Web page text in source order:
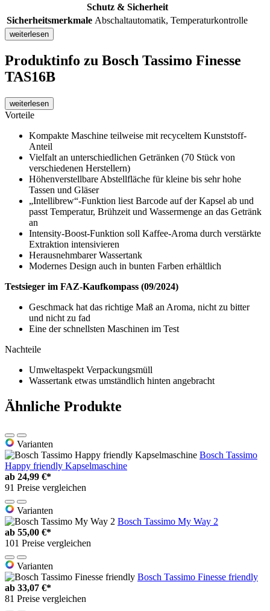
Schutz & Sicherheit
Sicherheitsmerkmale Abschaltautomatik, Temperaturkontrolle
weiterlesen
Produktinfo zu Bosch Tassimo Finesse
TAS16B
weiterlesen
Vorteile
Kompakte Maschine teilweise mit recyceltem Kunststoff-
Anteil
Vielfalt an unterschiedlichen Getränken (70 Stück von
verschiedenen Herstellern)
Höhenverstellbare Abstellfläche für kleine bis sehr hohe
Tassen und Gläser
„Intellibrew“-Funktion liest Barcode auf der Kapsel ab und
passt Temperatur, Brühzeit und Wassermenge an das Getränk
an
Intensity-Boost-Funktion soll Kaffee-Aroma durch verstärkte
Extraktion intensivieren
Herausnehmbarer Wassertank
Modernes Design auch in bunten Farben erhältlich
Testsieger im FAZ-Kaufkompass (09/2024)
Geschmack hat das richtige Maß an Aroma, nicht zu bitter
und nicht zu fad
Eine der schnellsten Maschinen im Test
Nachteile
Umweltaspekt Verpackungsmüll
Wassertank etwas umständlich hinten angebracht
Ähnliche Produkte
Varianten
Bosch Tassimo
Happy friendly Kapselmaschine
ab 24,99 €*
91 Preise vergleichen
Varianten
Bosch Tassimo My Way 2
ab 55,00 €*
101 Preise vergleichen
Varianten
Bosch Tassimo Finesse friendly
ab 33,07 €*
81 Preise vergleichen